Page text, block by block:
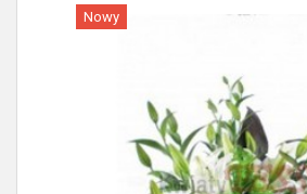
Nowy